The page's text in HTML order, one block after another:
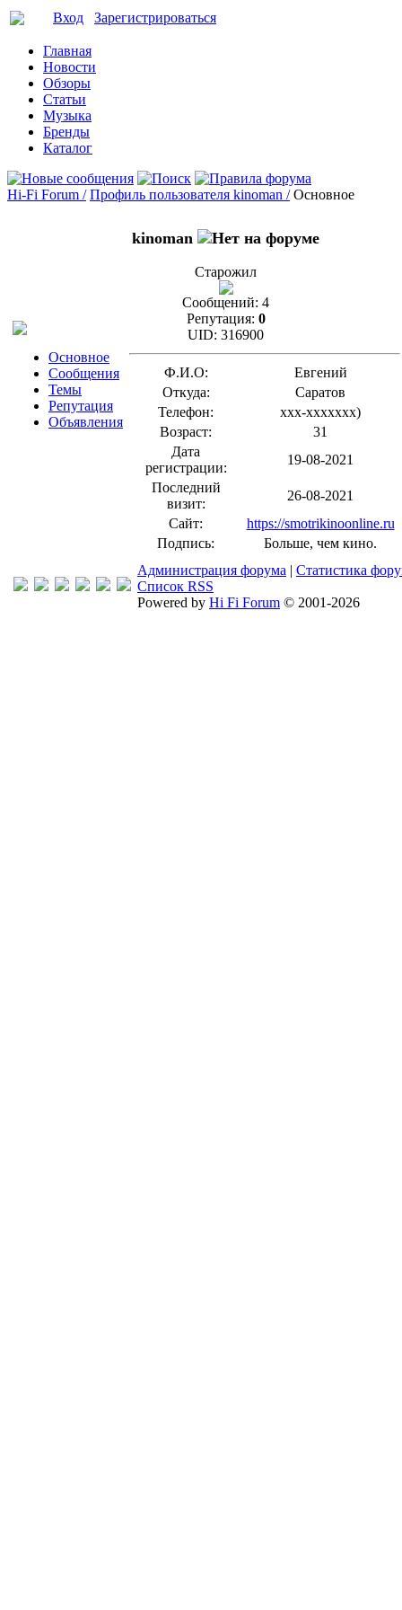
Вход Зарегистрироваться
Главная
Новости
Обзоры
Статьи
Музыка
Бренды
Каталог
Hi-Fi Forum / Профиль пользователя kinoman / Основное
Основное
Сообщения
Темы
Репутация
Объявления
kinoman
Старожил
Сообщений: 4
Репутация: 0
UID: 316900
Ф.И.О:
Евгений
Откуда:
Саратов
Телефон:
xxx-xxxxxxx)
Возраст:
31
Дата
регистрации:
19-08-2021
Последний
визит:
26-08-2021
Сайт:
https://smotrikinoonline.ru
Подпись:
Больше, чем кино.
Администрация форума | Статистика
Список RSS
Powered by Hi Fi Forum © 2001-2026